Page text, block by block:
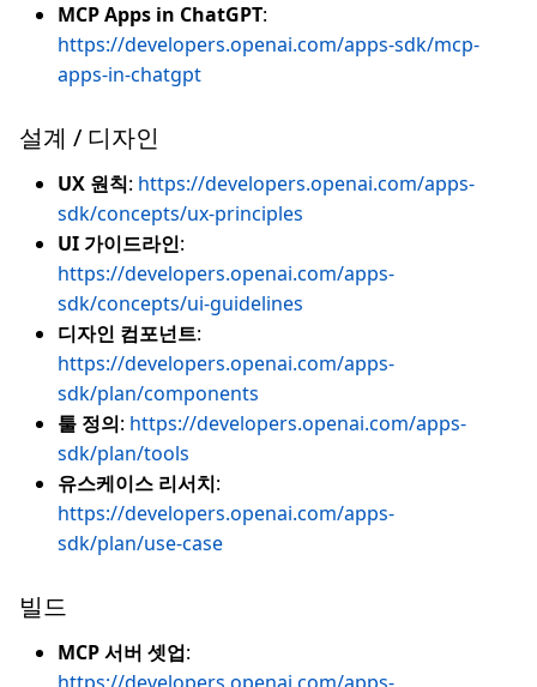
MCP Apps in ChatGPT:
https://developers.openai.com/apps-sdk/mcp-
apps-in-chatgpt
설계 / 디자인
UX 원칙: https://developers.openai.com/apps-
sdk/concepts/ux-principles
UI 가이드라인:
https://developers.openai.com/apps-
sdk/concepts/ui-guidelines
디자인 컴포넌트:
https://developers.openai.com/apps-
sdk/plan/components
툴 정의: https://developers.openai.com/apps-
sdk/plan/tools
유스케이스 리서치:
https://developers.openai.com/apps-
sdk/plan/use-case
빌드
MCP 서버 셋업: